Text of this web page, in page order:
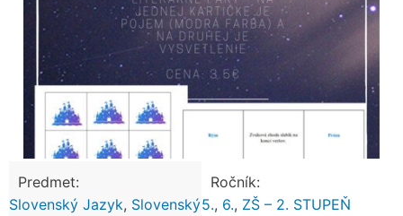
Predmet:
Slovenský Jazyk, Slovenský
Ročník:
5., 6., ZŠ – 2. STUPEŇ